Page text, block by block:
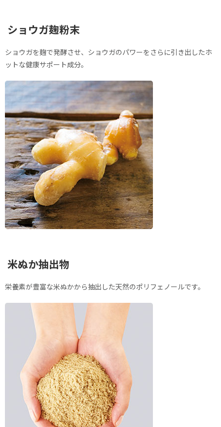
ショウガ麹粉末
ショウガを麹で発酵させ、ショウガのパワーをさらに引き出したホ
ットな健康サポート成分。
米ぬか抽出物
栄養素が豊富な米ぬかから抽出した天然のポリフェノールです。